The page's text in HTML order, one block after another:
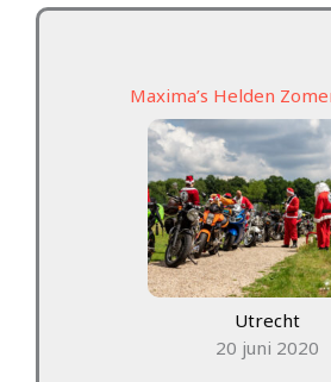
Maxima’s Helden
Utrecht
20 juni 2020